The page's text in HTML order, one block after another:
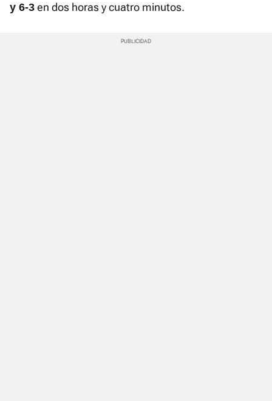
y 6-3 en dos horas y cuatro minutos.